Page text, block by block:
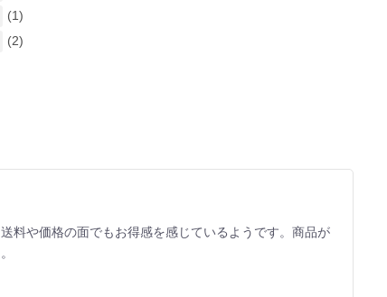
(1)
(2)
料や価格の面でもお得感を感じているようです。商品が